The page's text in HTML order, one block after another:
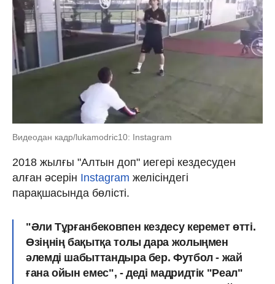
Видеодан кадр/lukamodric10: Instagram
2018 жылғы "Алтын доп" иегері кездесуден
алған әсерін Instagram желісіндегі
парақшасында бөлісті.
"Әли Тұрғанбековпен кездесу керемет өтті.
Өзіңнің бақытқа толы дара жолыңмен
әлемді шабыттандыра бер. Футбол - жай
ғана ойын емес", - деді мадридтік "Реал"